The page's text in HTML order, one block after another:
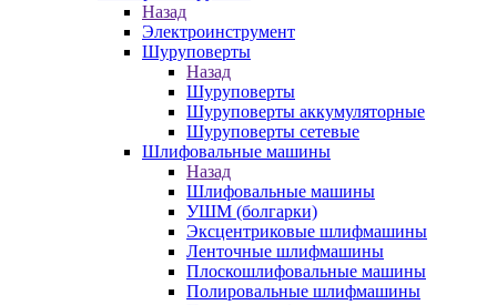
Назад
Электроинструмент
Шуруповерты
Назад
Шуруповерты
Шуруповерты аккумуляторные
Шуруповерты сетевые
Шлифовальные машины
Назад
Шлифовальные машины
УШМ (болгарки)
Эксцентриковые шлифмашины
Ленточные шлифмашины
Плоскошлифовальные машины
Полировальные шлифмашины